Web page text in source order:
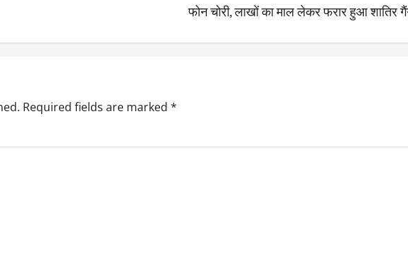
फोन चोरी, लाखों का माल लेकर फरार हुआ शातिर
Required fields are marked *